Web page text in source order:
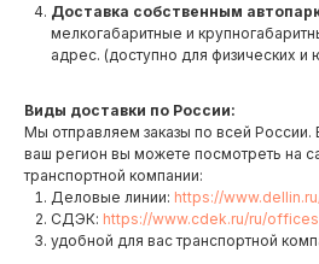
Доставка собственным
мелкогабаритные и
адрес. (доступно для физических и
Виды доставки по России:
Мы отправляем заказы по всей России.
ваш регион вы можете посмотреть на
транспортной компании:
Деловые линии: https://
СДЭК: https://www.cdek.ru/ru/offices
удобной для вас транспортной